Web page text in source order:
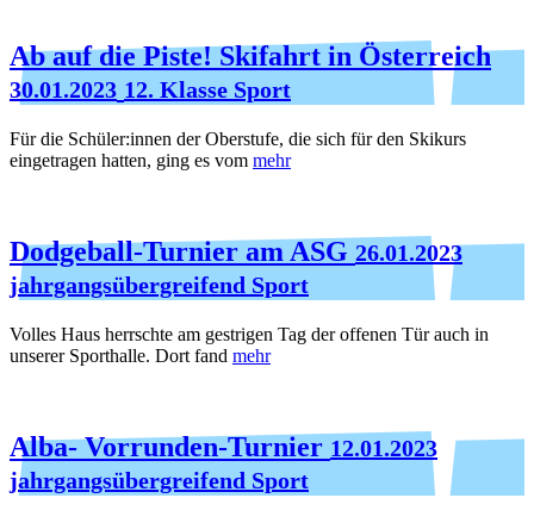
Ab auf die Piste! Skifahrt in Österreich
30.01.2023 12. Klasse Sport
Für die Schüler:innen der Oberstufe, die sich für den Skikurs
eingetragen hatten, ging es vom mehr
Dodgeball-Turnier am ASG 26.01.2023
jahrgangsübergreifend Sport
Volles Haus herrschte am gestrigen Tag der offenen Tür auch in
unserer Sporthalle. Dort fand mehr
Alba- Vorrunden-Turnier 12.01.2023
jahrgangsübergreifend Sport